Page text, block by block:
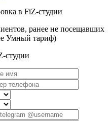
в FiZ-студии
ранее не посещавших
Умный тариф)
студии